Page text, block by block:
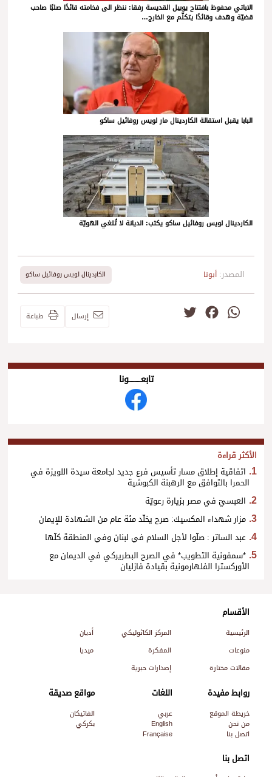
الاباتي محفوظ بافتتاح يوبيل القديسة رفقا: ننظر الى فخامته قائدًا صلبًا صاحب
قضيّة وهدف وقائدًا يتكلّم مع الخارج…
البابا يقبل استقالة الكاردينال مار لويس روفائيل ساكو
الكاردينال لويس روفائيل ساكو يكتب: الديانة لا تُلغي الهويّة
المصدر: أبونا الكاردينال لويس روفائيل ساكو
WhatsApp
Facebook إرسال طباعة
تابعــــــــــونا
الأكثر قراءة
اتفاقية إطلاق مسار تأسيس فرع جديد لجامعة سيدة اللويزة في
الحمرا بالتوافق مع الرهبنة الكبوشية
العبسيّ في مصر بزيارة رعويّة
مزار شهداء المكسيك: صرح يخلّد مئة عام من الشهادة للإيمان
عبد الساتر : صلّوا لأجل السلام في لبنان وفي المنطقة كلّها
*سمفونية التطويب* في الصرح البطريركي في الديمان مع
الأوركسترا الفلهارمونية بقيادة فازليان
اتصل بنا
الأقسام
الرئيسية المركز الكاثوليكي
أديان
منوعات
المفكرة
ميديا
مقالات مختارة
إصدارات حبرية
روابط مفيدة
خريطة الموقع
من نحن
اتصل بنا
اللغات
عربي
English
Française
مواقع صديقة
الفاتيكان
بكركي